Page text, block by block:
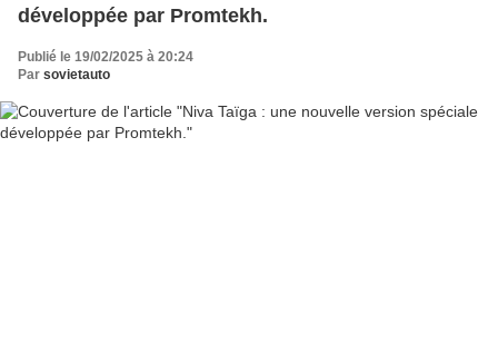
développée par Promtekh.
Publié le 19/02/2025 à 20:24
Par sovietauto